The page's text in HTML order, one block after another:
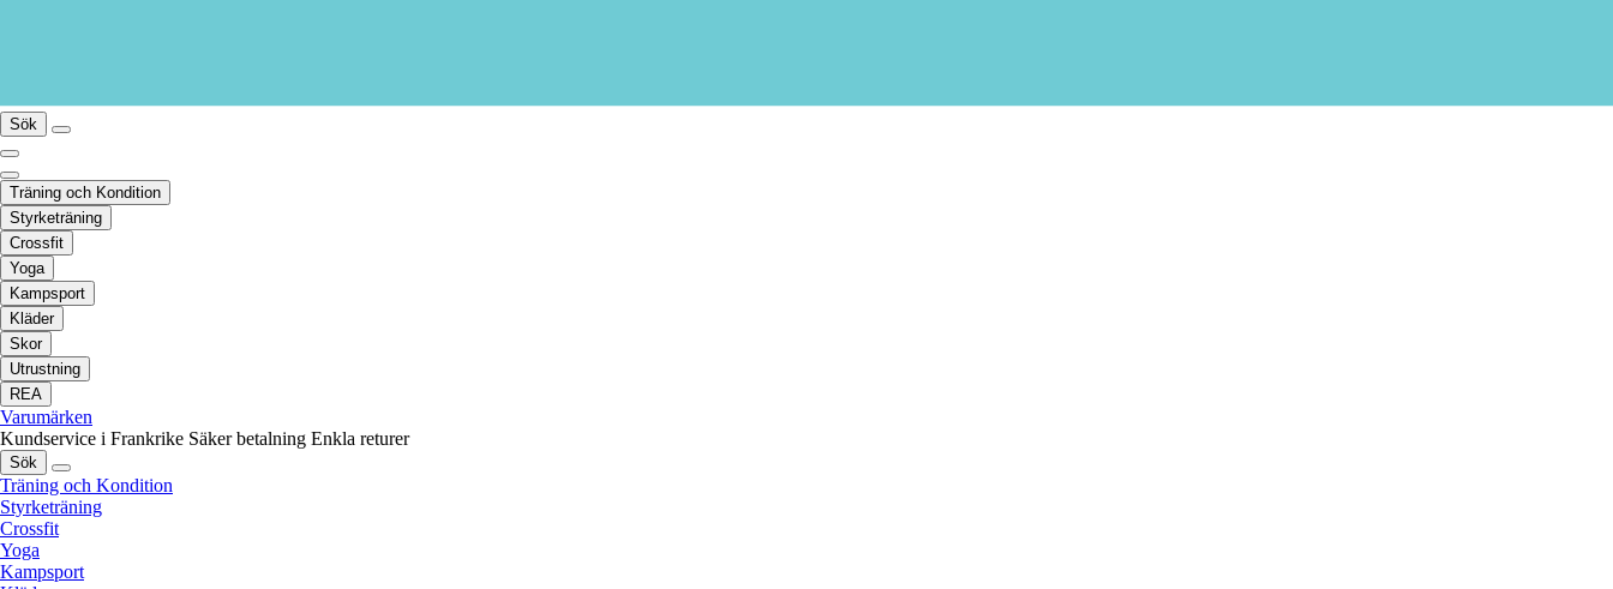
Sök
Träning och Kondition
Styrketräning
Crossfit
Yoga
Kampsport
Kläder
Skor
Utrustning
REA
Varumärken
Kundservice i Frankrike Säker betalning Enkla returer
Sök
Träning och Kondition
Styrketräning
Crossfit
Yoga
Kampsport